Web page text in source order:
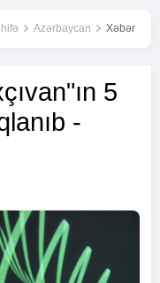
Azərbaycan Xəbər
5
-